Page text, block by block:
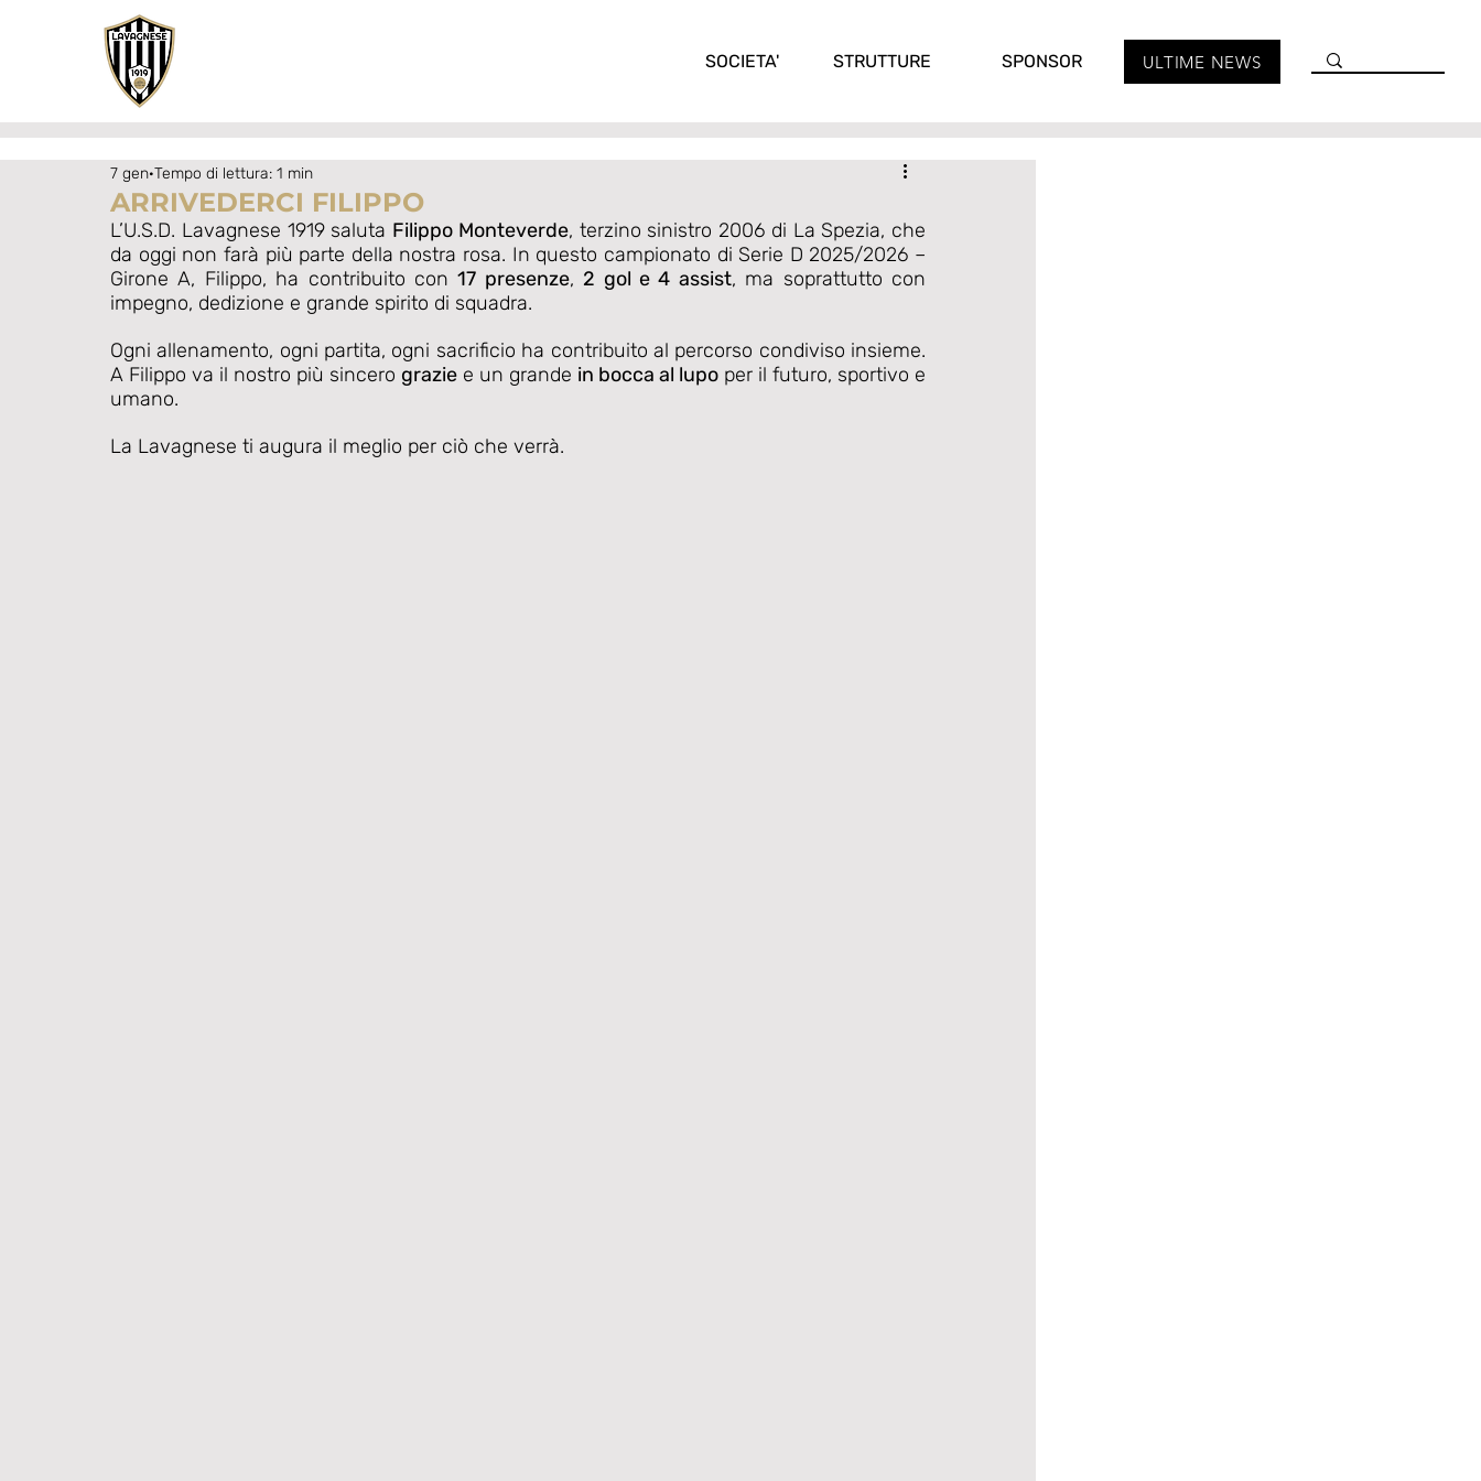
SOCIETA' STRUTTURE SPONSOR ULTIME NEWS
ARRIVEDERCI FILIPPO
7 gen Tempo di lettura: 1 min
L’U.S.D. Lavagnese 1919 saluta Filippo Monteverde, terzino sinistro 2006 di La Spezia, che
da oggi non farà più parte della nostra rosa. In questo campionato di Serie D 2025/2026 –
Girone A, Filippo, ha contribuito con 17 presenze, 2 gol e 4 assist, ma soprattutto con
impegno, dedizione e grande spirito di squadra.
Ogni allenamento, ogni partita, ogni sacrificio ha contribuito al percorso condiviso insieme.
A Filippo va il nostro più sincero grazie e un grande in bocca al lupo per il futuro, sportivo e
umano.
La Lavagnese ti augura il meglio per ciò che verrà.